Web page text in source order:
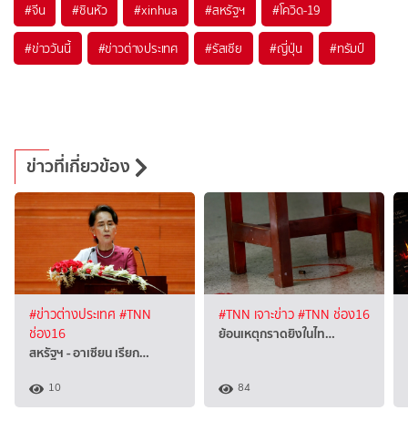
#จีน #ซินหัว #xinhua #สหรัฐฯ #โควิด-19
#ข่าววันนี้ #ข่าวต่างประเทศ #รัสเซีย #ญี่ปุ่น #ทรัมป์
ข่าวที่เกี่ยวข้อง
#ข่าวต่างประเทศ #TNN
ช่อง16
สหรัฐฯ - อาเซียน เรียก…
10
#TNN เจาะข่าว#TNN ช่อง16
ย้อนเหตุกราดยิงในไท…
84